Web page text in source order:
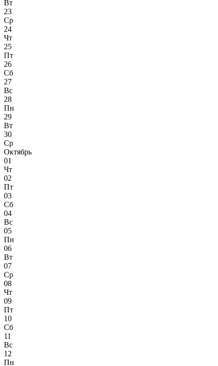
Вт
23
Ср
24
Чт
25
Пт
26
Сб
27
Вс
28
Пн
29
Вт
30
Ср
Октябрь
01
Чт
02
Пт
03
Сб
04
Вс
05
Пн
06
Вт
07
Ср
08
Чт
09
Пт
10
Сб
11
Вс
12
Пн